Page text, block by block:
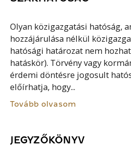
Olyan közigazgatási hatóság,
hozzájárulása nélkül
hatósági határozat nem
hatáskör). Törvény vagy
érdemi döntésre jogosult
előírhatja, hogy...
Tovább olvasom
JEGYZŐKÖNYV